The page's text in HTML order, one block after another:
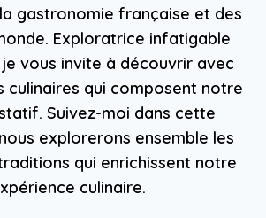
gastronomie française et des
Exploratrice infatigable
vous invite à découvrir avec
culinaires qui composent notre
Suivez-moi dans cette
explorerons ensemble les
qui enrichissent notre
culinaire.